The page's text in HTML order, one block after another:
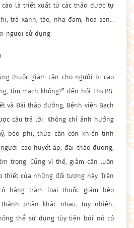
là triết xuất từ các thảo dược tự
trà xanh, táo, nha đam, hoa sen…
người sử dụng.
thuốc giảm cân cho người bị cao
tim mạch không?” đến hỏi Ths.BS.
và Đái tháo đường, Bệnh viện Bạch
câu trả lời: Không chỉ ảnh hưởng
béo phì, thừa cân còn khiến tình
cao huyết áp, đái tháo đường,
trọng. Cũng vì thế, giảm cân luôn
thiết của những đối tượng này. Trên
hàng trăm loại thuốc giảm béo
phần khác nhau, tuy nhiên,
thể sử dụng tùy tiện bởi nó có